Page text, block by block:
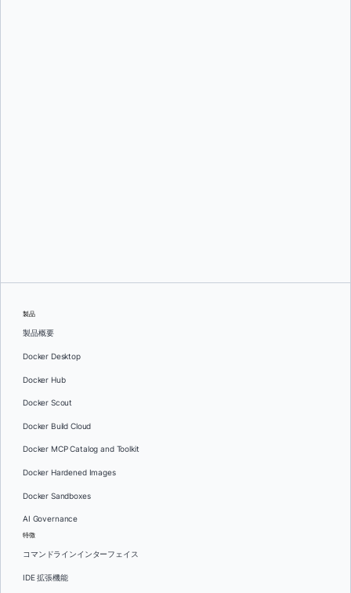
製品
製品概要
Docker Desktop
Docker Hub
Docker Scout
Docker Build Cloud
Docker MCP Catalog and Toolkit
Docker Hardened Images
Docker Sandboxes
AI Governance
特徴
コマンドラインインターフェイス
IDE 拡張機能